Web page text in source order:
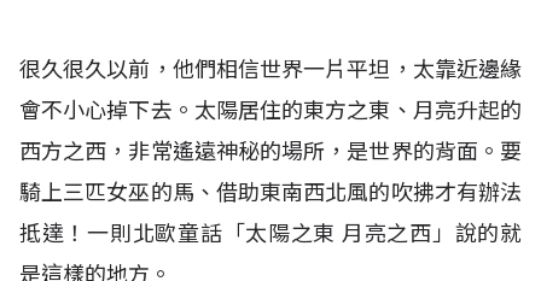
很久很久以前，他們相信世界一片平坦，太靠近邊緣
會不小心掉下去。太陽居住的東方之東、月亮升起的
西方之西，非常遙遠神秘的場所，是世界的背面。要
騎上三匹女巫的馬、借助東南西北風的吹拂才有辦法
抵達！一則北歐童話「太陽之東 月亮之西」說的就
是這樣的地方。